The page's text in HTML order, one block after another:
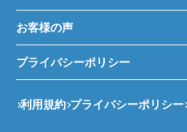
お客様の声
プライバシーポリシー
利用規約 プライバシーポリシー